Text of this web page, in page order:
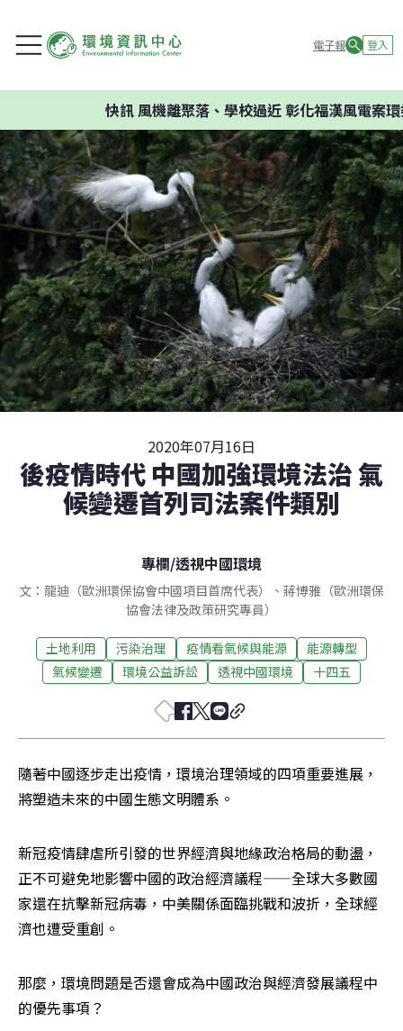
電子報 登入
風機離聚落、學校過近 彰化福漢風電案環委建
2020年07月16日
後疫情時代 中國加強環境法治 氣
候變遷首列司法案件類別
專欄/透視中國環境
文：龍迪（歐洲環保協會中國項目首席代表）、蔣博雅（歐洲環保
協會法律及政策研究專員）
土地利用 污染治理 疫情看氣候與能源
能源轉型
氣候變遷
環境公益訴訟 透視中國環境 十四五
隨著中國逐步走出疫情，環境治理領域的四項重要進展，
將塑造未來的中國生態文明體系。
新冠疫情肆虐所引發的世界經濟與地緣政治格局的動盪，
正不可避免地影響中國的政治經濟議程——全球大多數國
家還在抗擊新冠病毒，中美關係面臨挑戰和波折，全球經
濟也遭受重創。
那麼，環境問題是否還會成為中國政治與經濟發展議程中
的優先事項？